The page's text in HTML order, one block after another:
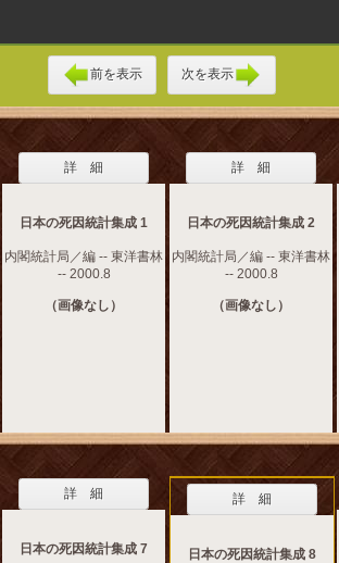
前を表示 次を表示
詳 細
日本の死因統計集成 1
内閣統計局／編 -- 東洋書林
-- 2000.8
（画像なし）
詳 細
日本の死因統計集成 2
内閣統計局／編 -- 東洋書林
-- 2000.8
（画像なし）
詳 細
日本の死因統計集成 7
詳 細
日本の死因統計集成 8